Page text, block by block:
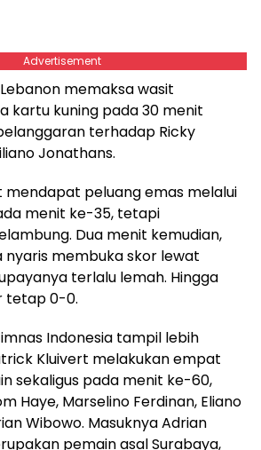
Advertisement
memaksa wasit
kartu kuning pada 30 menit
terhadap Ricky
Jonathans.
mendapat peluang emas melalui
menit ke-35, tetapi
Dua menit kemudian,
nyaris membuka skor lewat
terlalu lemah. Hingga
tetap 0-0.
Indonesia tampil lebih
Kluivert melakukan empat
sekaligus pada menit ke-60,
Haye, Marselino Ferdinan, Eliano
Wibowo. Masuknya Adrian
pemain asal Surabaya,